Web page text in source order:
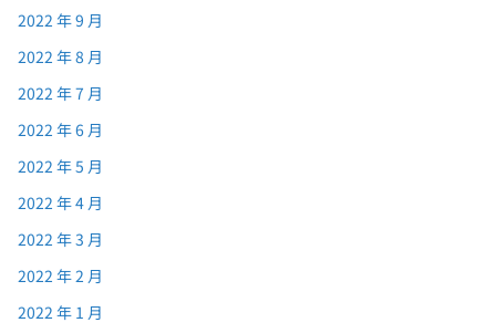
2022 年 9 月
2022 年 8 月
2022 年 7 月
2022 年 6 月
2022 年 5 月
2022 年 4 月
2022 年 3 月
2022 年 2 月
2022 年 1 月